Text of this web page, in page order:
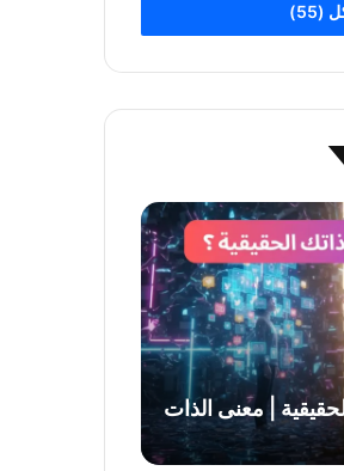
(55)
| معنى الذات